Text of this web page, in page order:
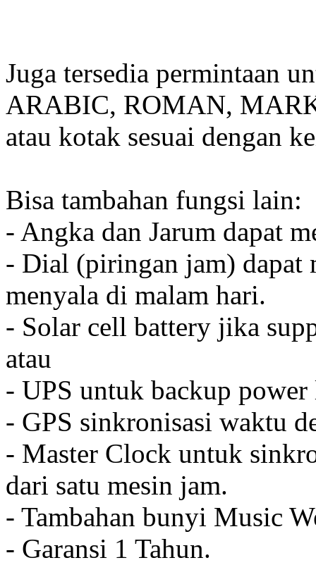
Juga tersedia permintaan
ARABIC, ROMAN,
atau kotak sesuai dengan
Bisa tambahan fungsi lain:
- Angka dan Jarum dapat
- Dial (piringan jam) dapat
menyala di malam hari.
- Solar cell battery jika
atau
- UPS untuk backup
- GPS sinkronisasi waktu
- Master Clock untuk
dari satu mesin jam.
- Tambahan bunyi Music
- Garansi 1 Tahun.